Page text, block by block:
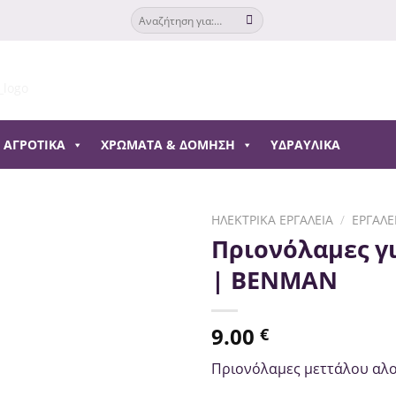
Αναζήτηση
για:
ΑΓΡΟΤΙΚΆ ΧΡΏΜΑΤΑ & ΔΌΜΗΣΗ ΥΔΡΑΥΛΙΚΆ
ΗΛΕΚΤΡΙΚΆ ΕΡΓΑΛΕΊΑ /
Πριονόλαμες
| BENMAN
9.00 €
Πριονόλαμες μεττάλου